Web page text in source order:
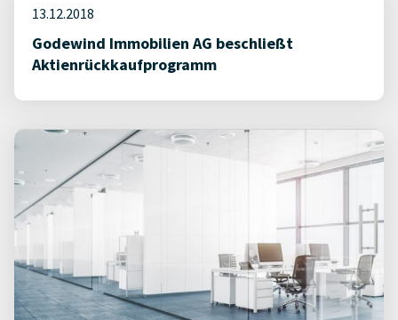
13.12.2018
Godewind Immobilien AG beschließt
Aktienrückkaufprogramm